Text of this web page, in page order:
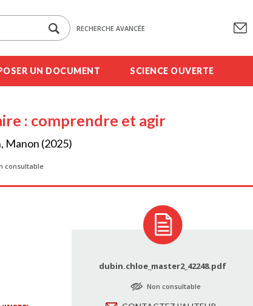
RECHERCHE AVANCÉE
UN DOCUMENT SCIENCE OUVERTE
: comprendre et agir
Manon (2025)
consultable
dubin.chloe_master2_42248.pdf
Non consultable